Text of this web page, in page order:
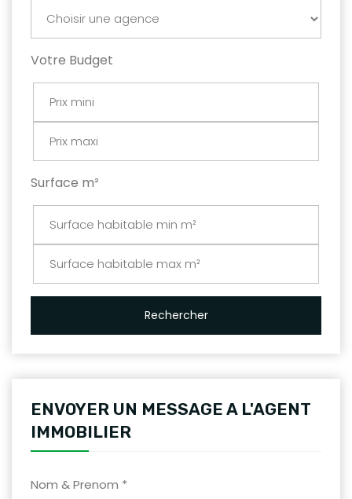
Votre Budget
Surface m²
Rechercher
ENVOYER UN MESSAGE A L'AGENT
IMMOBILIER
Nom & Prenom *